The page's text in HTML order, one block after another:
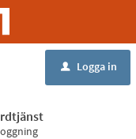
u Logga in